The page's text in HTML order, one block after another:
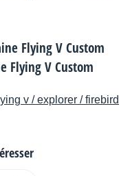
Flying V Custom
v / explorer / firebird